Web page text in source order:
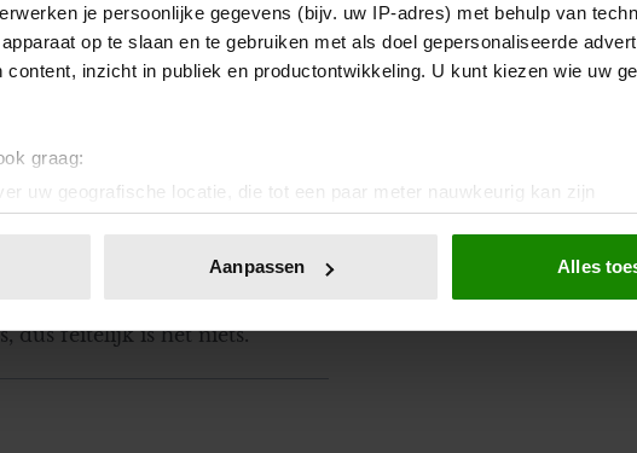
je persoonlijke gegevens (bijv. uw IP-adres) met behulp van
op te slaan en te gebruiken met als doel gepersonaliseerde
content, inzicht in publiek en productontwikkeling. U kunt kiezen wie uw
graag:
uw geografische locatie, die tot een paar meter nauwkeurig kan zijn
door het actief te scannen op specifieke eigenschappen (fingerprinting)
of intrekken in de Cookieverklaring.
en advertenties te personaliseren, om functies voor social media te
Aanpassen Alles
Je word manager met
te hanteren
je na een half jaar daar zo
niet bij je te passen. Burn-out
Het is een
bedekt die daar
of een
100 varianten. Burn-out
dus feitelijk is het niets.